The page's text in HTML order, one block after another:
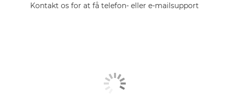
Kontakt os for at få telefon- eller e-mailsupport